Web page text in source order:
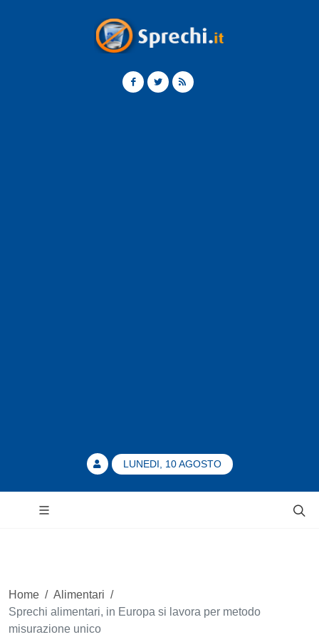
LUNEDI, 10 AGOSTO
Home / Alimentari /
Sprechi alimentari, in Europa si lavora per metodo
misurazione unico